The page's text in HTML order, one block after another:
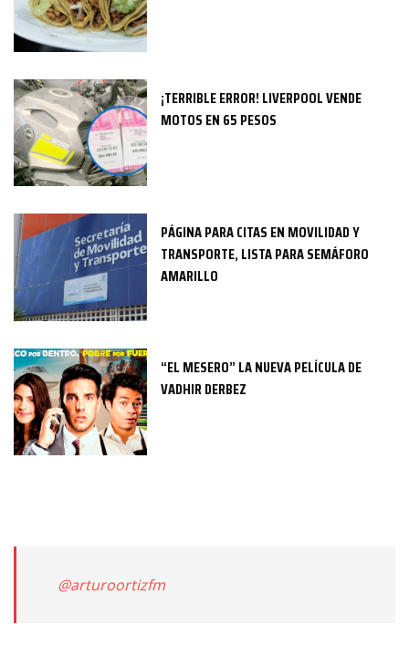
¡TERRIBLE ERROR! LIVERPOOL VENDE
MOTOS EN 65 PESOS
PÁGINA PARA CITAS EN MOVILIDAD Y
TRANSPORTE, LISTA PARA SEMÁFORO
AMARILLO
“EL MESERO” LA NUEVA PELÍCULA DE
VADHIR DERBEZ
@arturoortizfm